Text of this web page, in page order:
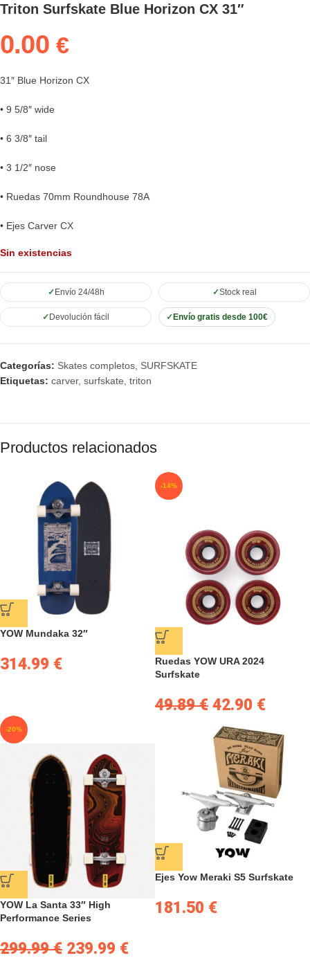
Triton Surfskate Blue Horizon CX 31″
0.00 €
31″ Blue Horizon CX
• 9 5/8″ wide
• 6 3/8″ tail
• 3 1/2″ nose
• Ruedas 70mm Roundhouse 78A
• Ejes Carver CX
Sin existencias
Envío 24/48h Stock real
Devolución fácil Envío gratis desde 100€
Categorías: Skates completos SURFSKATE
Etiquetas: carver, surfskate triton
Productos relacionados
YOW Mundaka 32″
314.99 €
-14%
Ruedas YOW URA 2024
Surfskate
49.89€ 42.90 €
-20%
YOW La Santa 33″ High
Performance Series
299.99€ 239.99 €
Ejes Yow Meraki S5 Surfskate
181.50 €